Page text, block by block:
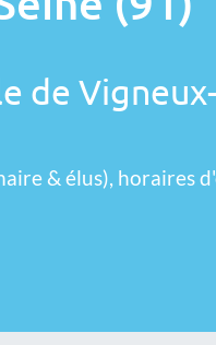
de
& élus), horaires